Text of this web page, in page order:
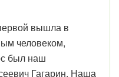
вышла в
человеком,
был наш
Гагарин. Наша